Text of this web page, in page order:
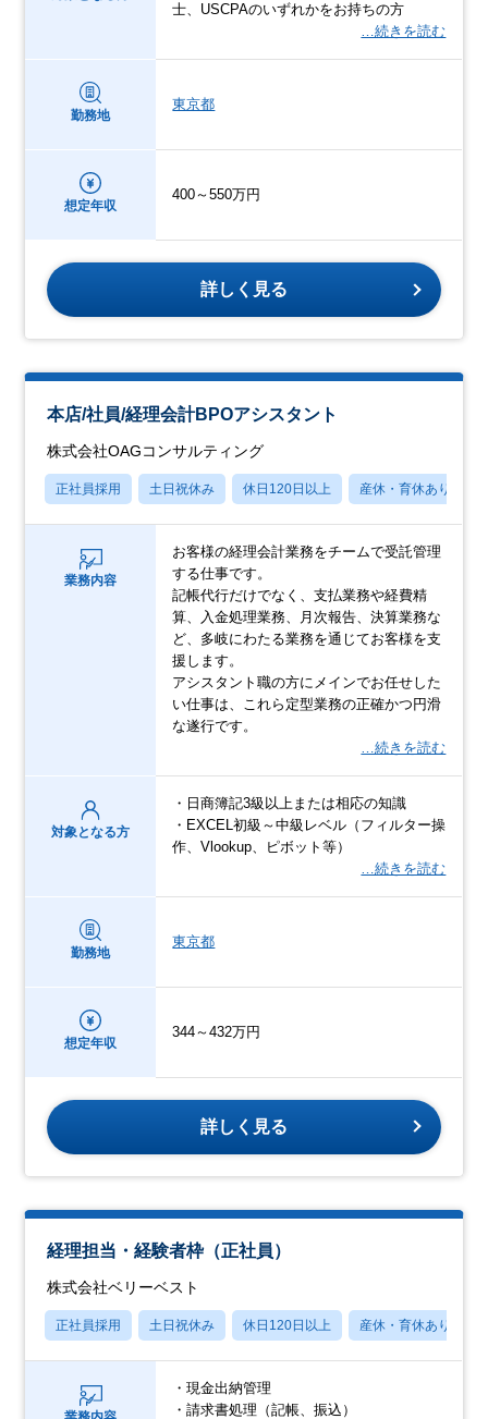
士、USCPAのいずれかをお持ちの方
…続きを読む
勤務地
東京都
想定年収
400～550万円
詳しく見る
本店/社員/経理会計BPOアシスタント
株式会社OAGコンサルティング
正社員採用 土日祝休み 休日120日以上 産休・育休あり
業務内容
お客様の経理会計業務をチームで受託管理
する仕事です。
記帳代行だけでなく、支払業務や経費精
算、入金処理業務、月次報告、決算業務な
ど、多岐にわたる業務を通じてお客様を支
援します。
アシスタント職の方にメインでお任せした
い仕事は、これら定型業務の正確かつ円滑
な遂行です。
…続きを読む
対象となる方
・日商簿記3級以上または相応の知識
・EXCEL初級～中級レベル（フィルター操
作、Vlookup、ピボット等）
…続きを読む
勤務地
東京都
想定年収
344～432万円
詳しく見る
経理担当・経験者枠（正社員）
株式会社ベリーベスト
正社員採用 土日祝休み 休日120日以上 産休・育休あり
・現金出納管理
・請求書処理（記帳、振込）